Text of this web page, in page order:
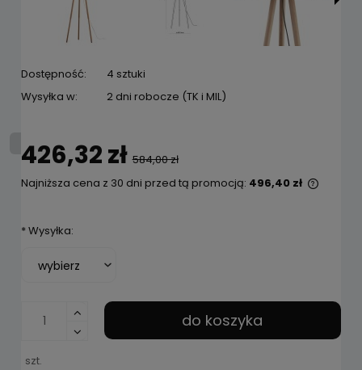
Dostępność:
4 sztuki
Wysyłka w:
2 dni robocze (TK i MIL)
426,32 zł 584,00 zł
Najniższa cena z 30 dni przed tą promocją: 496,40 zł
*Wysyłka:
szt.
do koszyka